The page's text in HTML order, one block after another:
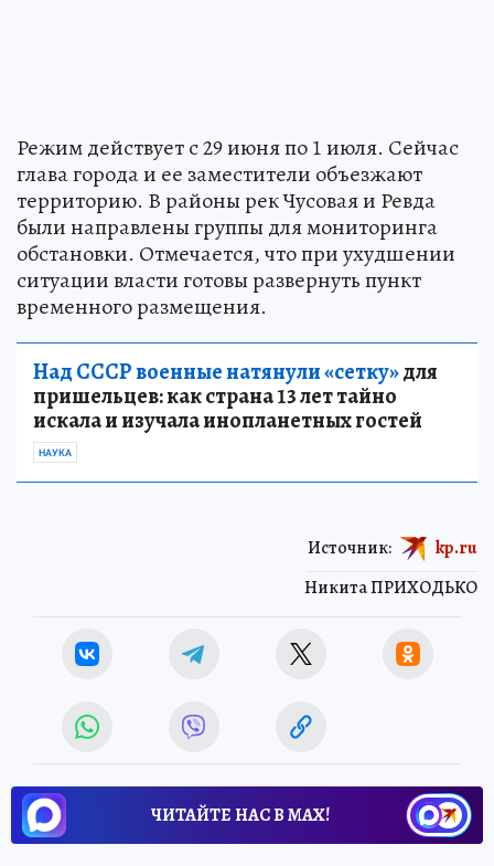
Режим действует с 29 июня по 1 июля. Сейчас
глава города и ее заместители объезжают
территорию. В районы рек Чусовая и Ревда
были направлены группы для мониторинга
обстановки. Отмечается, что при ухудшении
ситуации власти готовы развернуть пункт
временного размещения.
Над СССР военные натянули «сетку»для
пришельцев: как страна 13 лет тайно
искала и изучала инопланетных гостей
НАУКА
Никита ПРИХОДЬКО
Источник: kp.ru
ЧИТАЙТЕ НАС В МАХ!